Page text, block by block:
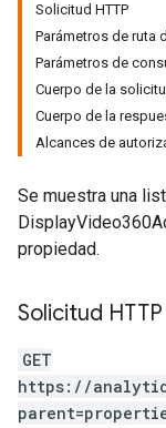
Solicitud HTTP
Parámetros de ruta
Parámetros de
Cuerpo de la
Cuerpo de la
Alcances de
Se muestra una
propiedad.
Solicitud HTTP
GET
https://